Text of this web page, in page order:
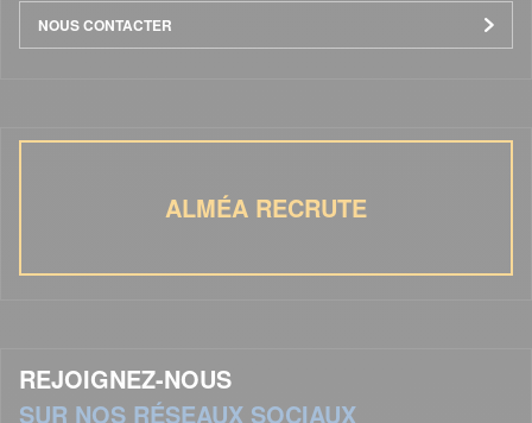
NOUS CONTACTER
ALMÉA RECRUTE
REJOIGNEZ-NOUS
SUR NOS RÉSEAUX SOCIAUX